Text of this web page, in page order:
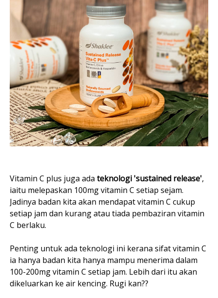
Vitamin C plus juga ada teknologi 'sustained release',
iaitu melepaskan 100mg vitamin C setiap sejam.
Jadinya badan kita akan mendapat vitamin C cukup
setiap jam dan kurang atau tiada pembaziran vitamin
C berlaku.
Penting untuk ada teknologi ini kerana sifat vitamin C
ia hanya badan kita hanya mampu menerima dalam
100-200mg vitamin C setiap jam. Lebih dari itu akan
dikeluarkan ke air kencing. Rugi kan??